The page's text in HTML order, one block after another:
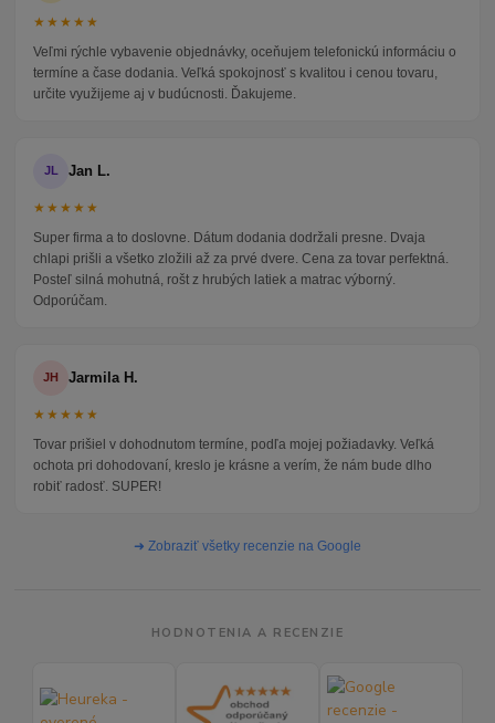
★★★★★
Veľmi rýchle vybavenie objednávky, oceňujem telefonickú informáciu o
termíne a čase dodania. Veľká spokojnosť s kvalitou i cenou tovaru,
určite využijeme aj v budúcnosti. Ďakujeme.
JL Jan L.
★★★★★
Super firma a to doslovne. Dátum dodania dodržali presne. Dvaja
chlapi prišli a všetko zložili až za prvé dvere. Cena za tovar perfektná.
Posteľ silná mohutná, rošt z hrubých latiek a matrac výborný.
Odporúčam.
JH Jarmila H.
★★★★★
Tovar prišiel v dohodnutom termíne, podľa mojej požiadavky. Veľká
ochota pri dohodovaní, kreslo je krásne a verím, že nám bude dlho
robiť radosť. SUPER!
➜ Zobraziť všetky recenzie na Google
HODNOTENIA A RECENZIE